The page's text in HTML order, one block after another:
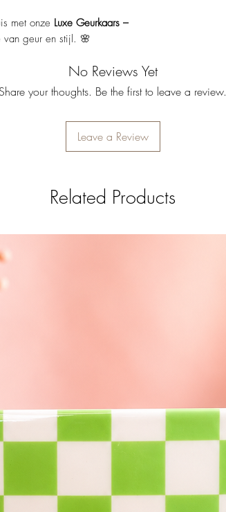
met onze Luxe Geurkaars –
van geur en stijl. 🌸​
No Reviews Yet
your thoughts. Be the first to leave a review.
Leave a Review
Related Products